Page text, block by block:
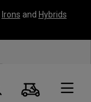
Irons and Hybrids
Suche